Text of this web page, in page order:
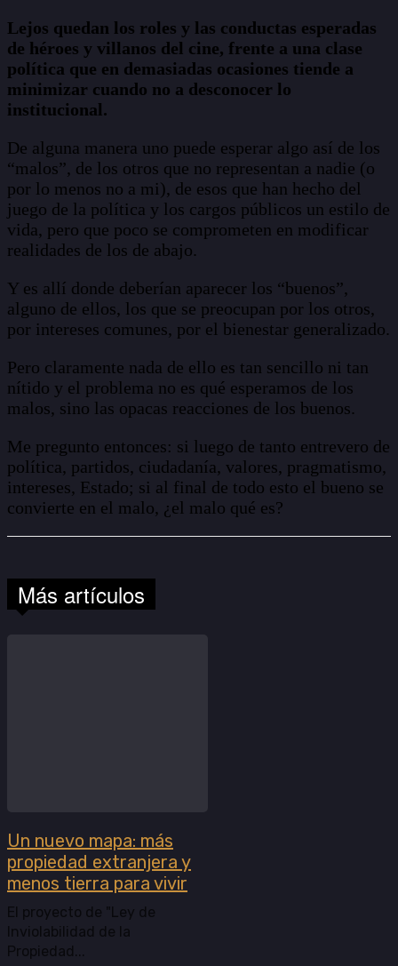
Lejos quedan los roles y las conductas esperadas
de héroes y villanos del cine, frente a una clase
política que en demasiadas ocasiones tiende a
minimizar cuando no a desconocer lo
institucional.
De alguna manera uno puede esperar algo así de los
“malos”, de los otros que no representan a nadie (o
por lo menos no a mi), de esos que han hecho del
juego de la política y los cargos públicos un estilo de
vida, pero que poco se comprometen en modificar
realidades de los de abajo.
Y es allí donde deberían aparecer los “buenos”,
alguno de ellos, los que se preocupan por los otros,
por intereses comunes, por el bienestar generalizado.
Pero claramente nada de ello es tan sencillo ni tan
nítido y el problema no es qué esperamos de los
malos, sino las opacas reacciones de los buenos.
Me pregunto entonces: si luego de tanto entrevero de
política, partidos, ciudadanía, valores, pragmatismo,
intereses, Estado; si al final de todo esto el bueno se
convierte en el malo, ¿el malo qué es?
Más artículos
Un nuevo mapa: más
propiedad extranjera y
menos tierra para vivir
El proyecto de "Ley de
Inviolabilidad de la
Propiedad...